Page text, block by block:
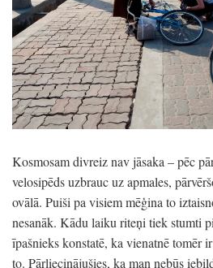
Kosmosam divreiz nav jāsaka – pēc
velosipēds uzbrauc uz apmales,
ovālā. Puiši pa visiem mēģina to
nesanāk. Kādu laiku riteņi tiek stumti
īpašnieks konstatē, ka vienatnē tomēr
to. Pārliecinājušies, ka man nebūs